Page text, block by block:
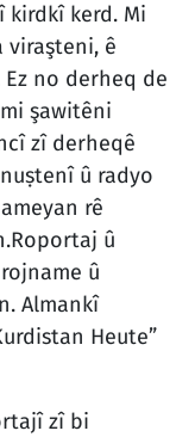
kerd. Mi
viraşteni, ê
no derheq de
şawitêni
zî derheqê
û radyo
rê
û
û
Almankî
Heute”
zî bi